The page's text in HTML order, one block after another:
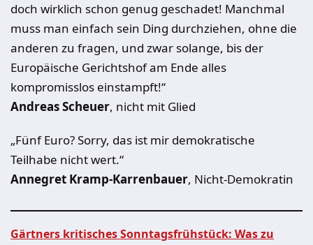
doch wirklich schon genug geschadet! Manchmal
muss man einfach sein Ding durchziehen, ohne die
anderen zu fragen, und zwar solange, bis der
Europäische Gerichtshof am Ende alles
kompromisslos einstampft!“
Andreas Scheuer, nicht mit Glied
„Fünf Euro? Sorry, das ist mir demokratische
Teilhabe nicht wert.“
Annegret Kramp-Karrenbauer, Nicht-Demokratin
Gärtners kritisches Sonntagsfrühstück: Was zu